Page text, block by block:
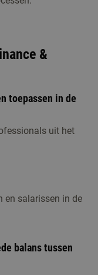
&
toepassen in de
uit het
en salarissen in de
balans tussen